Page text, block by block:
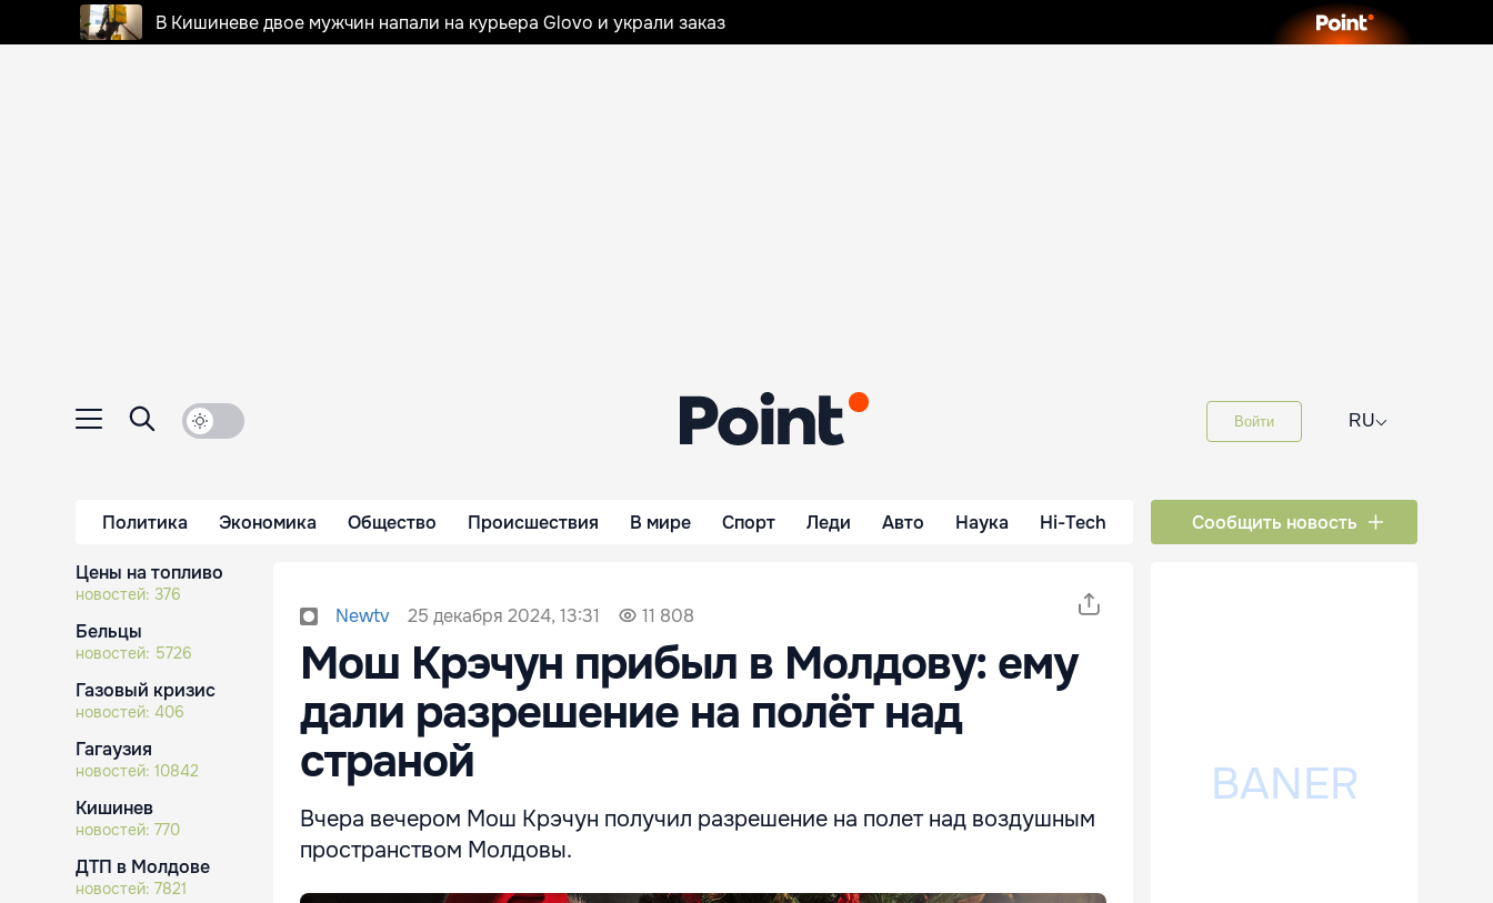
В Кишиневе двое мужчин напали на курьера Glovo и украли заказ
Войти RU⌵
Политика Экономика Общество Происшествия В мире Спорт Леди Авто Наука Hi-Tech Сообщить новость
Цены на топливо
новостей: 376
Бельцы
новостей: 5726
Газовый кризис
новостей: 406
Гагаузия
новостей: 10842
Кишинев
новостей: 770
ДТП в Молдове
новостей: 7821
Newtv 25 декабря 2024, 13:31 11 808
Мош Крэчун прибыл в Молдову: ему
дали разрешение на полёт над
страной
Вчера вечером Мош Крэчун получил разрешение на полет над воздушным
пространством Молдовы.